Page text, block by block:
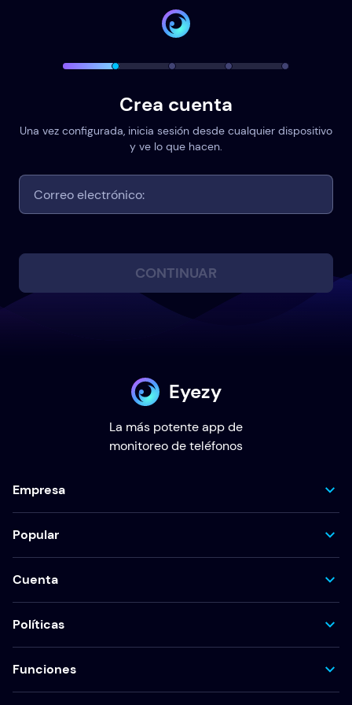
Crea cuenta
Una vez configurada, inicia sesión desde cualquier dispositivo
y ve lo que hacen.
CONTINUAR
Eyezy
La más potente app de
monitoreo de teléfonos
Empresa
Popular
Cuenta
Políticas
Funciones